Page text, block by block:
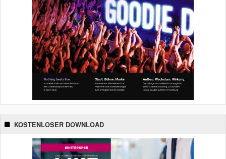
KOSTENLOSER DOWNLOAD